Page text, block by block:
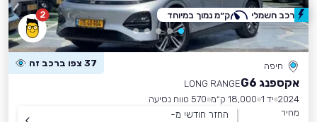
2
חיפה 37 צפו ברכב זה
אקספנג G6
LONG RANGE
2024 יד 1 18,000 ק״מ
570 טווח נסיעה
מחיר
החזר חודשי מ-
רכב חשמלי ק״מ נמוך במיוחד